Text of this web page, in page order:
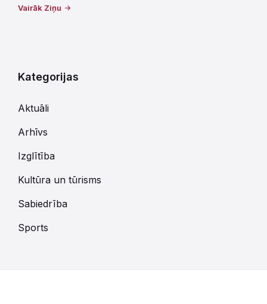
Vairāk Ziņu
Kategorijas
Aktuāli
Arhīvs
Izglītība
Kultūra un tūrisms
Sabiedrība
Sports